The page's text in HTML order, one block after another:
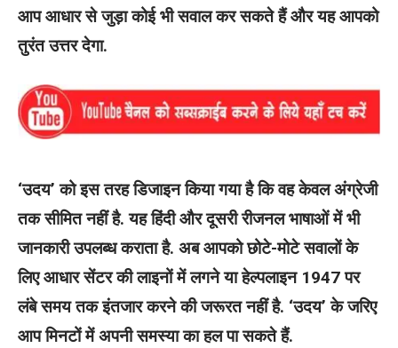
आप आधार से जुड़ा कोई भी सवाल कर सकते हैं और यह आपको
तुरंत उत्तर देगा.
‘उदय’ को इस तरह डिजाइन किया गया है कि वह केवल अंग्रेजी
तक सीमित नहीं है. यह हिंदी और दूसरी रीजनल भाषाओं में भी
जानकारी उपलब्ध कराता है. अब आपको छोटे-मोटे सवालों के
लिए आधार सेंटर की लाइनों में लगने या हेल्पलाइन 1947 पर
लंबे समय तक इंतजार करने की जरूरत नहीं है. ‘उदय’ के जरिए
आप मिनटों में अपनी समस्या का हल पा सकते हैं.